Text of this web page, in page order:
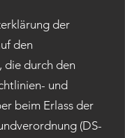
der
den
die durch den
und
beim Erlass der
(DS-